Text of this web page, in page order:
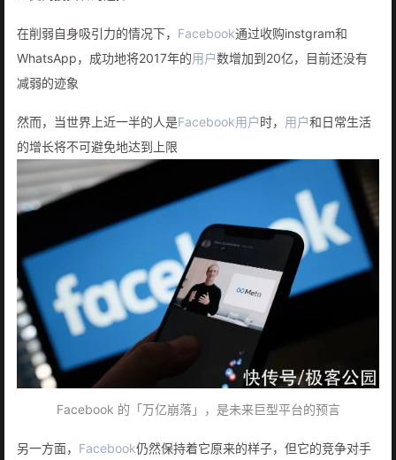
在削弱自身吸引力的情况下， Facebook通过收购instgram和
WhatsApp，成功地将2017年的用户数增加到20亿，目前还没有
减弱的迹象
然而，当世界上近一半的人是Facebook用户时， 用户和日常生活
的增长将不可避免地达到上限
Facebook 的「万亿崩落」，是未来巨型平台的预言
另一方面， Facebook仍然保持着它原来的样子，但它的竞争对手